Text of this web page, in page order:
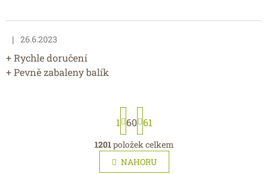
Hodnocení obchodu je 5 z 5 hvězdiček.
| 26.6.2023
+ Rychle doručení
+ Pevně zabaleny balík
O
v
l
S
t
r
á
n
k
1 60 61
1201položek celkem
NAHORU